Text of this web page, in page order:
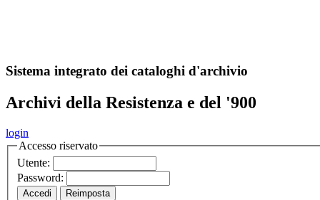
Sistema integrato dei cataloghi d'archivio
Archivi della Resistenza e del '900
login
Accesso riservato
Utente:
Password: